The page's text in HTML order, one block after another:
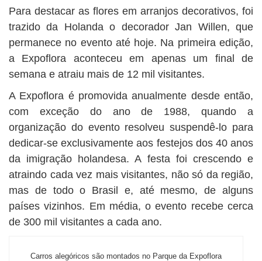
Para destacar as flores em arranjos decorativos, foi
trazido da Holanda o decorador Jan Willen, que
permanece no evento até hoje. Na primeira edição,
a Expoflora aconteceu em apenas um final de
semana e atraiu mais de 12 mil visitantes.
A Expoflora é promovida anualmente desde então,
com exceção do ano de 1988, quando a
organização do evento resolveu suspendê-lo para
dedicar-se exclusivamente aos festejos dos 40 anos
da imigração holandesa. A festa foi crescendo e
atraindo cada vez mais visitantes, não só da região,
mas de todo o Brasil e, até mesmo, de alguns
países vizinhos. Em média, o evento recebe cerca
de 300 mil visitantes a cada ano.
Carros alegóricos são montados no Parque da Expoflora